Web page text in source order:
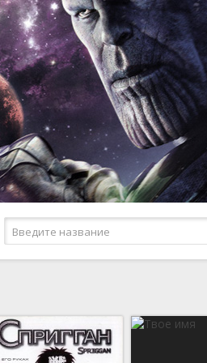
Сёнэн